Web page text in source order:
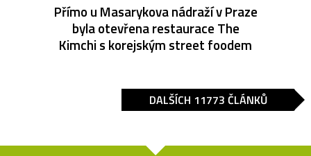
Přímo u Masarykova nádraží v Praze
byla otevřena restaurace The
Kimchi s korejským street foodem
DALŠÍCH 11773 ČLÁNKŮ